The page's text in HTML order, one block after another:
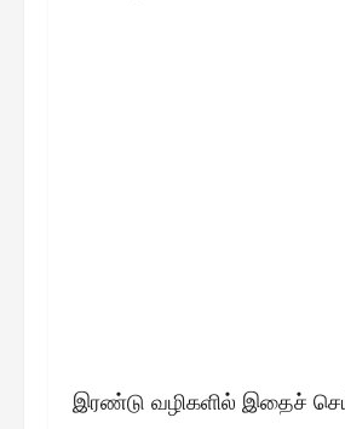
இரண்டு வழிகளில் இதைச்